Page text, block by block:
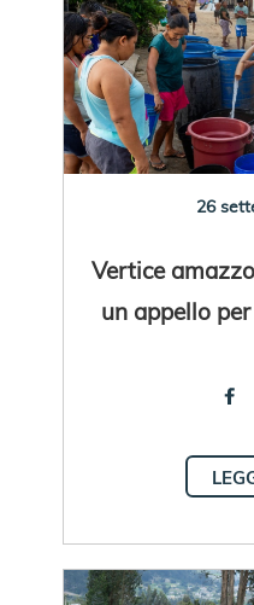
26
Vertice
un appello